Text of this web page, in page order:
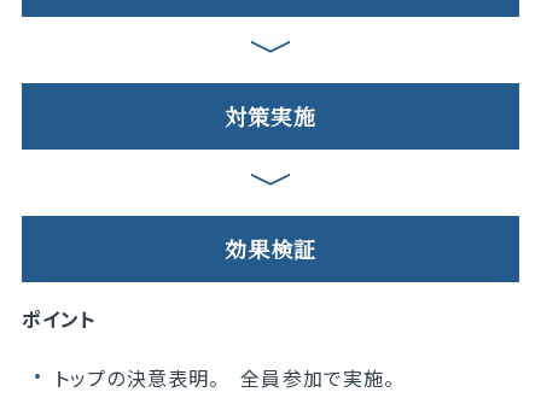
対策実施
効果検証
ポイント​
トップの決意表明。 全員参加で実施。​